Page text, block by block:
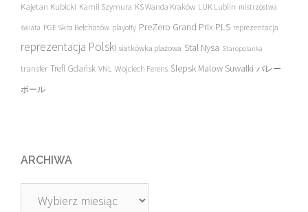
Kajetan Kubicki Kamil Szymura KS Wanda Kraków LUK Lublin mistrzostwa
świata PGE Skra Bełchatów playoffy PreZero Grand Prix PLS reprezentacja
reprezentacja Polski siatkówka plażowa Stal Nysa Staropolanka
transfer Trefl Gdańsk VNL Wojciech Ferens Ślepsk Malow Suwałki バレー
ボール
ARCHIWA
Archiwa